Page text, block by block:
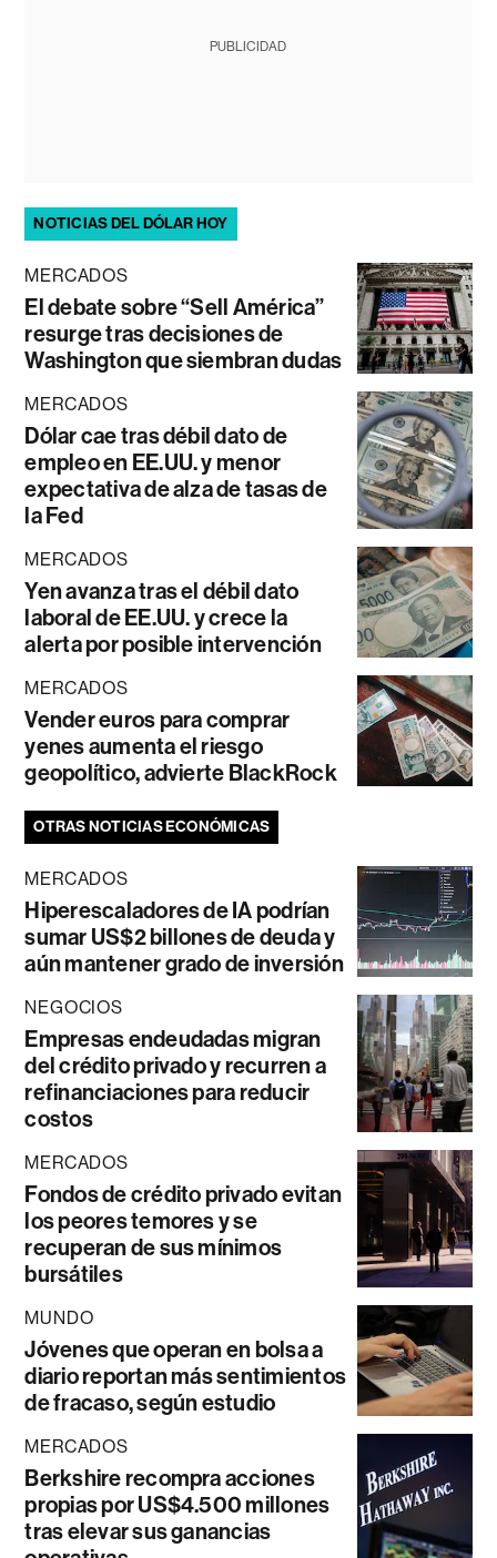
PUBLICIDAD
NOTICIAS DEL DÓLAR HOY
MERCADOS
El debate sobre “Sell América”
resurge tras decisiones de
Washington que siembran dudas
MERCADOS
Dólar cae tras débil dato de
empleo en EE.UU. y menor
expectativa de alza de tasas de
la Fed
MERCADOS
Yen avanza tras el débil dato
laboral de EE.UU. y crece la
alerta por posible intervención
MERCADOS
Vender euros para comprar
yenes aumenta el riesgo
geopolítico, advierte BlackRock
OTRAS NOTICIAS ECONÓMICAS
MERCADOS
Hiperescaladores de IA podrían
sumar US$2 billones de deuda y
aún mantener grado de inversión
NEGOCIOS
Empresas endeudadas migran
del crédito privado y recurren a
refinanciaciones para reducir
costos
MERCADOS
Fondos de crédito privado evitan
los peores temores y se
recuperan de sus mínimos
bursátiles
MUNDO
Jóvenes que operan en bolsa a
diario reportan más sentimientos
de fracaso, según estudio
MERCADOS
Berkshire recompra acciones
propias por US$4.500 millones
tras elevar sus ganancias